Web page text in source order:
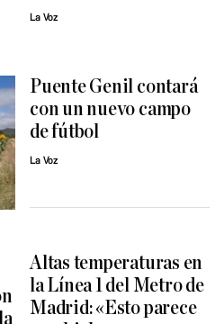
La Voz
Puente Genil contará
con un nuevo campo
de fútbol
La Voz
Altas temperaturas en
la Línea 1 del Metro de
Madrid: «Esto parece